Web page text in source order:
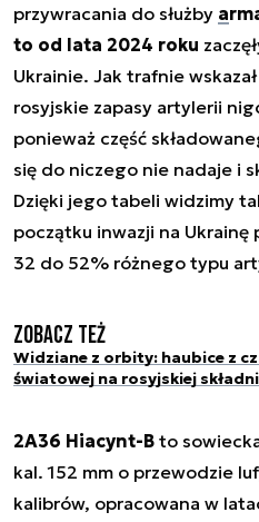
przywracania do służby
to od lata 2024 roku
Ukrainie. Jak trafnie
rosyjskie zapasy artylerii
ponieważ część
się do niczego nie nadaje i
Dzięki jego tabeli widzimy
początku inwazji na Ukrainę
32 do 52% różnego typu
Zobacz też
Widziane z orbity: haubice z
światowej na rosyjskiej
2A36 Hiacynt-B to
kal. 152 mm o przewodzie
kalibrów, opracowana w